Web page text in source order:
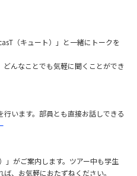
（キュート）」と一緒にトークを
んなことでも気軽に聞くことができ
います。部員とも直接お話しできる
」がご案内します。ツアー中も学生
、お気軽におたずねください。